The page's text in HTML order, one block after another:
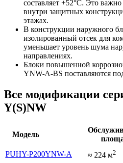
составляет +52°С. Это
внутри защитных
этажах.
В конструкции наружного
изолированный отсек для
уменьшает уровень шума
направлениях.
Блоки повышенной
YNW-A-BS поставляются
Все модификации
Y(S)NW
Модель
PUHY-P200YNW-A
≈ 224 м2